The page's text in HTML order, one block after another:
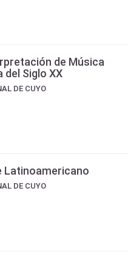
de Música
Siglo XX
DE CUYO
Latinoamericano
DE CUYO